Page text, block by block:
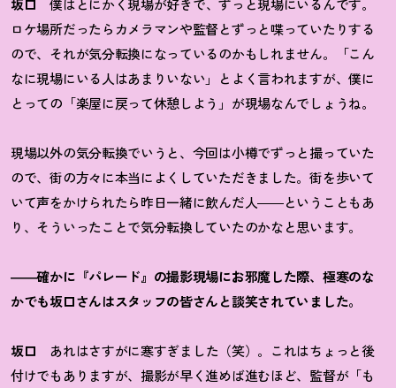
ロケ場所だったらカメラマンや監督とずっと喋っていたりする
ので、それが気分転換になっているのかもしれません。「こん
なに現場にいる人はあまりいない」とよく言われますが、僕に
とっての「楽屋に戻って休憩しよう」が現場なんでしょうね。
現場以外の気分転換でいうと、今回は小樽でずっと撮っていた
ので、街の方々に本当によくしていただきました。街を歩いて
いて声をかけられたら昨日一緒に飲んだ人――ということもあ
り、そういったことで気分転換していたのかなと思います。
――確かに『パレード』の撮影現場にお邪魔した際、極寒のな
かでも坂口さんはスタッフの皆さんと談笑されていました。
坂口 あれはさすがに寒すぎました（笑）。これはちょっと後
付けでもありますが、撮影が早く進めば進むほど、監督が「も